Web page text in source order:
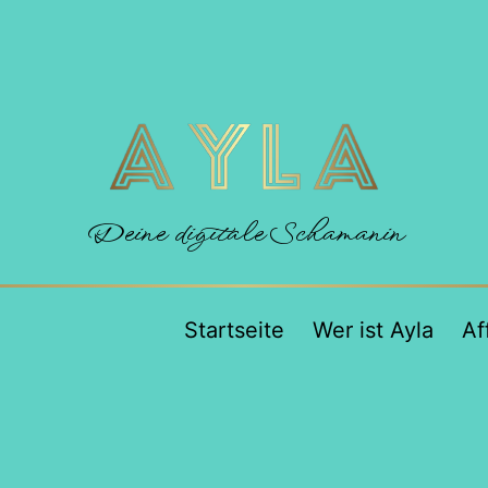
Deine digitale Schamanin
Startseite Wer ist Ayla